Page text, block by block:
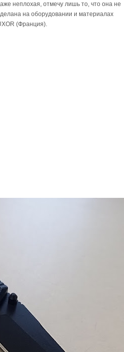
неплохая, отмечу лишь то, что она не
на оборудовании и материалах
(Франция).